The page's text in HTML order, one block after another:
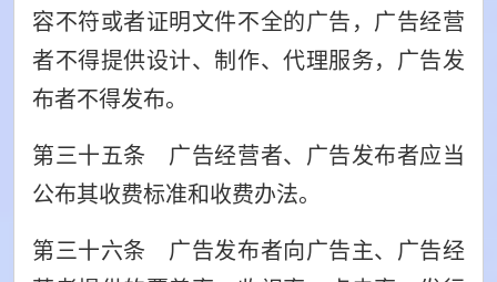
容不符或者证明文件不全的广告，广告经营
者不得提供设计、制作、代理服务，广告发
布者不得发布。
第三十五条 广告经营者、广告发布者应当
公布其收费标准和收费办法。
第三十六条 广告发布者向广告主、广告经